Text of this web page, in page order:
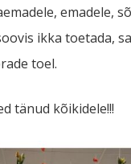
emadele,
ikka toetada,
toel.
tänud kõikidele!!!